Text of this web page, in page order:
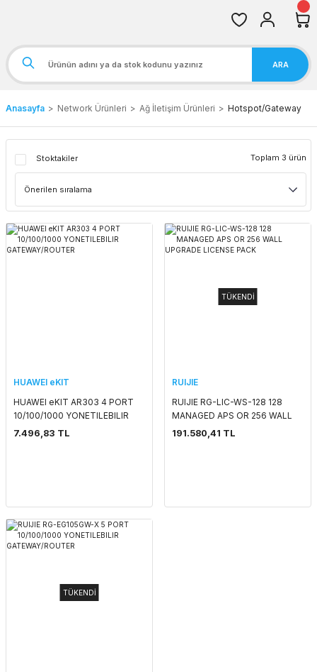
ARA
Anasayfa Network Ürünleri Ağ İletişim Ürünleri Hotspot/Gateway
Stoktakiler Toplam 3 ürün
HUAWEI eKIT
HUAWEI eKIT AR303 4 PORT
10/100/1000 YONETILEBILIR
GATEWAY/ROUTER
7.496,83 TL
TÜKENDİ
RUIJIE
RUIJIE RG-LIC-WS-128 128
MANAGED APS OR 256 WALL
UPGRADE LICENSE PACK
191.580,41 TL
TÜKENDİ